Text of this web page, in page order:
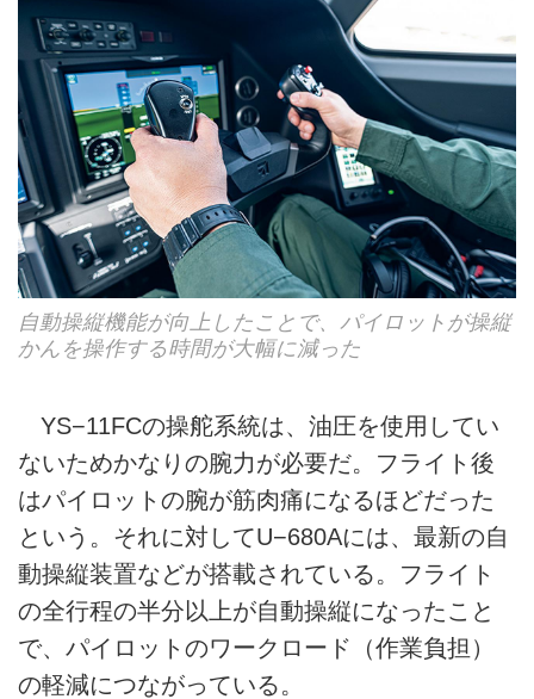
自動操縦機能が向上したことで、パイロットが操縦
かんを操作する時間が大幅に減った
YS−11FCの操舵系統は、油圧を使用してい
ないためかなりの腕力が必要だ。フライト後
はパイロットの腕が筋肉痛になるほどだった
という。それに対してU−680Aには、最新の自
動操縦装置などが搭載されている。フライト
の全行程の半分以上が自動操縦になったこと
で、パイロットのワークロード（作業負担）
の軽減につながっている。